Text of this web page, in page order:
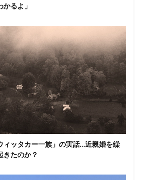
るよ」
ィッタカー一族」の実話…近親婚を繰
きたのか？